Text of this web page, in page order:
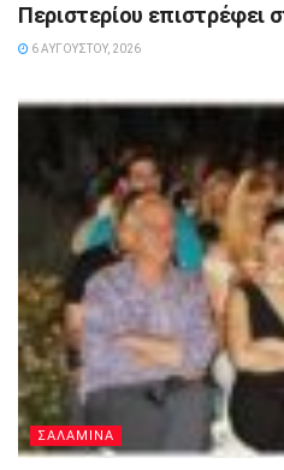
Περιστερίου επιστρέφει
6 ΑΥΓΟΎΣΤΟΥ, 2026
ΣΑΛΑΜΙΝΑ